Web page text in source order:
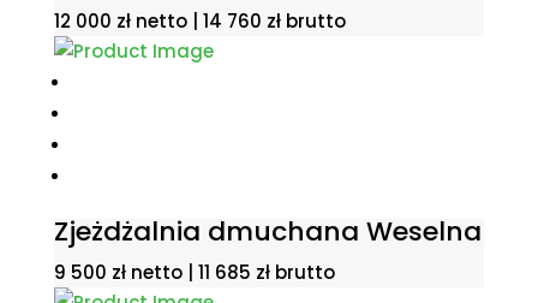
12 000 zł netto | 14 760 złbrutto
Zjeżdżalnia dmuchana Weselna
9 500 zł netto | 11 685 złbrutto